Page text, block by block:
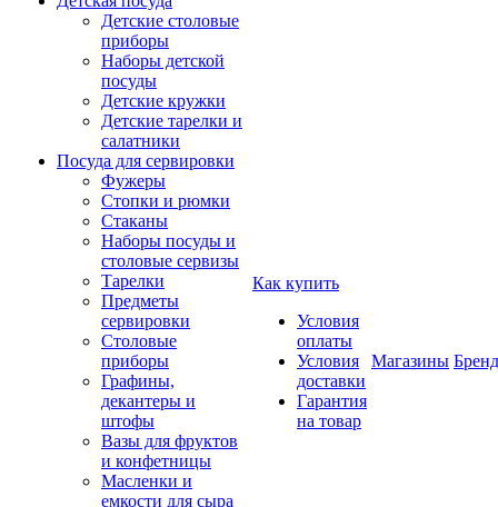
Детские столовые
приборы
Наборы детской
посуды
Детские кружки
Детские тарелки и
салатники
Посуда для сервировки
Фужеры
Стопки и рюмки
Стаканы
Наборы посуды и
столовые сервизы
Тарелки
Предметы
сервировки
Столовые
приборы
Графины,
декантеры и
штофы
Вазы для фруктов
и конфетницы
Масленки и
емкости для сыра
Как купить
Условия
оплаты
Условия
доставки
Гарантия
на товар
Магазины